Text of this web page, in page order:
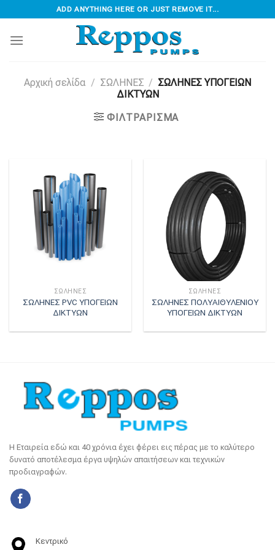
to
content
ADD ANYTHING HERE OR JUST REMOVE IT...
Αρχική σελίδα / ΣΩΛΗΝΕΣ / ΣΩΛΗΝΕΣ ΥΠΟΓΕΙΩΝ
ΔΙΚΤΥΩΝ
ΦΙΛΤΡΆΡΙΣΜΑ
ΣΩΛΗΝΕΣ
ΣΩΛΗΝΕΣ PVC ΥΠΟΓΕΙΩΝ
ΔΙΚΤΥΩΝ
ΣΩΛΗΝΕΣ
ΣΩΛΗΝΕΣ ΠΟΛΥΑΙΘΥΛΕΝΙΟΥ
ΥΠΟΓΕΙΩΝ ΔΙΚΤΥΩΝ
Η Εταιρεία εδώ και 40 χρόνια έχει φέρει εις πέρας με το καλύτερο
δυνατό αποτέλεσμα έργα υψηλών απαιτήσεων και τεχνικών
προδιαγραφών.
Κεντρικό